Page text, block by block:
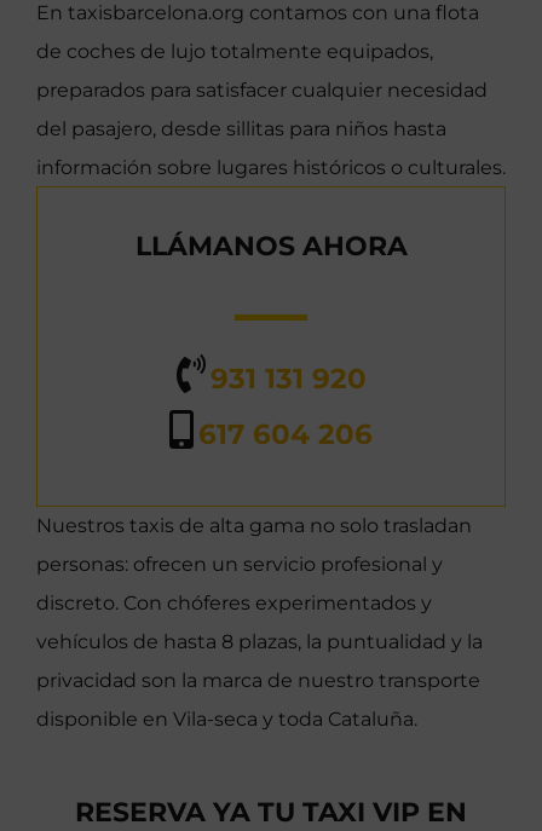
En taxisbarcelona.org contamos con una flota
de coches de lujo totalmente equipados,
preparados para satisfacer cualquier necesidad
del pasajero, desde sillitas para niños hasta
información sobre lugares históricos o culturales.
LLÁMANOS AHORA
931 131 920
617 604 206
Nuestros taxis de alta gama no solo trasladan
personas: ofrecen un servicio profesional y
discreto. Con chóferes experimentados y
vehículos de hasta 8 plazas, la puntualidad y la
privacidad son la marca de nuestro transporte
disponible en Vila-seca y toda Cataluña.
RESERVA YA TU TAXI VIP EN